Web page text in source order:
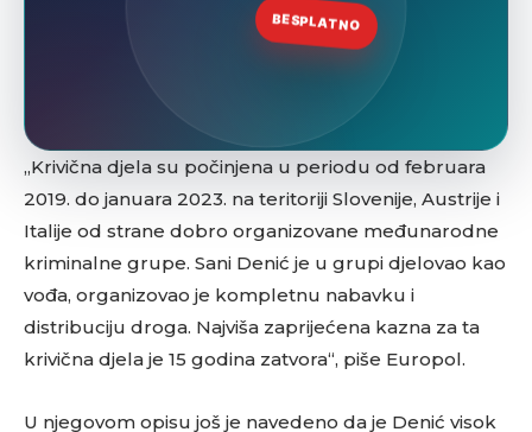
„Krivična djela su počinjena u periodu od februara
2019. do januara 2023. na teritoriji Slovenije, Austrije i
Italije od strane dobro organizovane međunarodne
kriminalne grupe. Sani Denić je u grupi djelovao kao
vođa, organizovao je kompletnu nabavku i
distribuciju droga. Najviša zaprijećena kazna za ta
krivična djela je 15 godina zatvora“, piše Europol.
U njegovom opisu još je navedeno da je Denić visok